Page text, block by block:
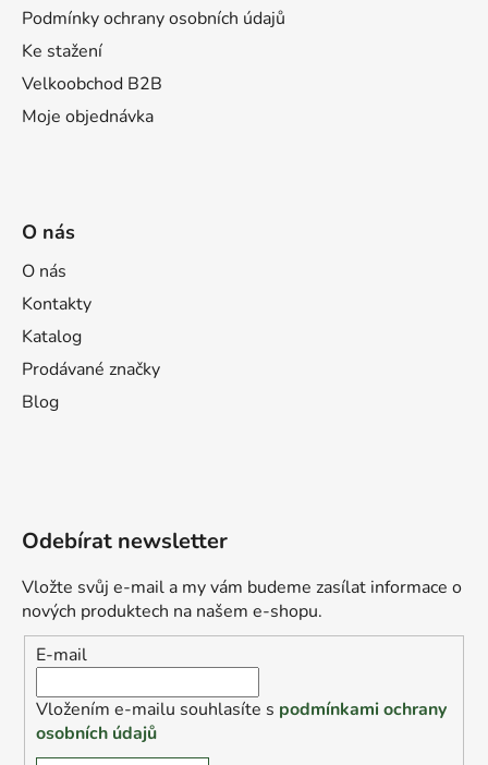
Podmínky ochrany osobních údajů
Ke stažení
Velkoobchod B2B
Moje objednávka
O nás
O nás
Kontakty
Katalog
Prodávané značky
Blog
Odebírat newsletter
Vložte svůj e-mail a my vám budeme zasílat informace o
nových produktech na našem e-shopu.
E-mail
Vložením e-mailu souhlasíte s podmínkami ochrany
osobních údajů